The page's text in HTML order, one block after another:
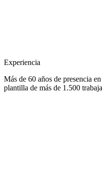
Experiencia
Más de 60 años de presencia
plantilla de más de 1.500